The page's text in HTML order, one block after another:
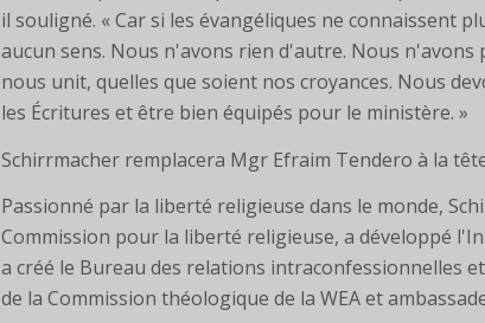
il souligné. « Car si les évangéliques ne connaissent
aucun sens. Nous n'avons rien d'autre. Nous
nous unit, quelles que soient nos croyances. Nous
les Écritures et être bien équipés pour le ministère. »
Schirrmacher remplacera Mgr Efraim Tendero à la
Passionné par la liberté religieuse dans le monde,
Commission pour la liberté religieuse, a développé
a créé le Bureau des relations intraconfessionnelles
de la Commission théologique de la WEA et